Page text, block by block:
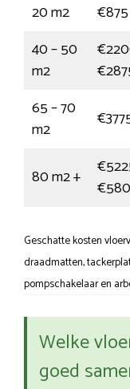
20 m2
40 – 50
m2
65 – 70
m2
80 m2 +
Geschatte kosten
draadmatten,
pompschakelaar en
Welke
goed